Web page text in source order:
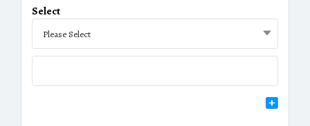
Select
Please Select